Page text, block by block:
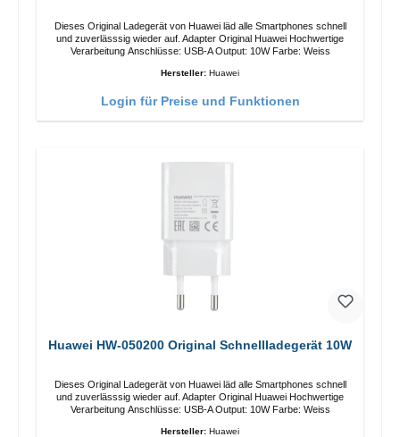
Dieses Original Ladegerät von Huawei läd alle Smartphones schnell
und zuverlässsig wieder auf. Adapter Original Huawei Hochwertige
Verarbeitung Anschlüsse: USB-A Output: 10W Farbe: Weiss
Hersteller: Huawei
Login für Preise und Funktionen
Huawei HW-050200 Original Schnellladegerät 10W
Dieses Original Ladegerät von Huawei läd alle Smartphones schnell
und zuverlässsig wieder auf. Adapter Original Huawei Hochwertige
Verarbeitung Anschlüsse: USB-A Output: 10W Farbe: Weiss
Hersteller: Huawei